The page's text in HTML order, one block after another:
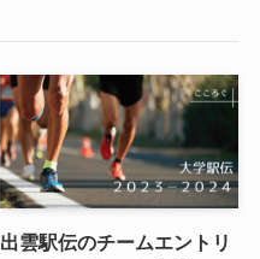
出雲駅伝のチームエントリ